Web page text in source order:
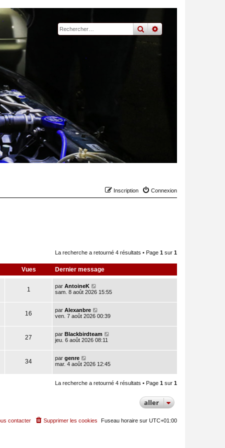
rechercher
recherche
Connexion
Inscription
La recherche a retourné 4 résultats • Page 1 sur 1
Vues Dernier message
1 par AntoineK
sam. 8 août 2026 15:55
16 par Alexanbre
ven. 7 août 2026 00:39
27 par Blackbirdteam
jeu. 6 août 2026 08:11
34 par genre
mar. 4 août 2026 12:45
La recherche a retourné 4 résultats • Page 1 sur 1
aller
Fuseau horaire sur UTC+01:00
Supprimer les cookies
contacter